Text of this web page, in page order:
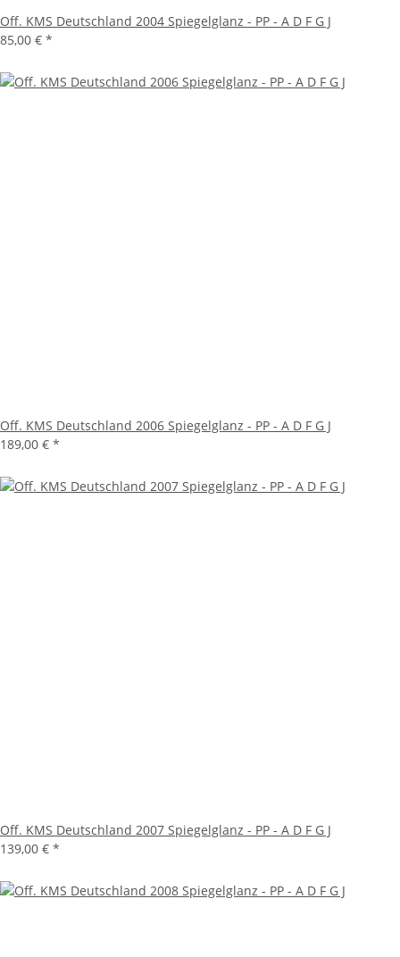
Off. KMS Deutschland 2004 Spiegelglanz - PP - A D F G J
85,00 € *
Off. KMS Deutschland 2006 Spiegelglanz - PP - A D F G J
189,00 € *
Off. KMS Deutschland 2007 Spiegelglanz - PP - A D F G J
139,00 € *